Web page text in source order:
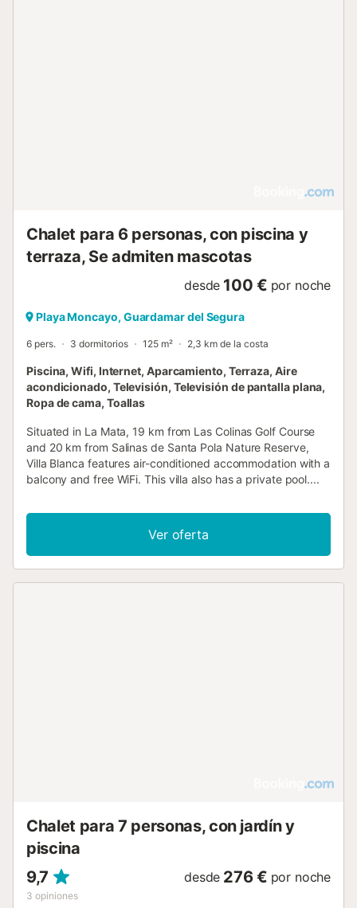
Chalet para 6 personas, con piscina y
terraza, Se admiten mascotas
desde 100 € por noche
Playa Moncayo, Guardamar del Segura
6 pers. 3 dormitorios 125 m² 2,3 km de la costa
Piscina, Wifi, Internet, Aparcamiento, Terraza, Aire
acondicionado, Televisión, Televisión de pantalla plana,
Ropa de cama, Toallas
Situated in La Mata, 19 km from Las Colinas Golf Course
and 20 km from Salinas de Santa Pola Nature Reserve,
Villa Blanca features air-conditioned accommodation with a
balcony and free WiFi. This villa also has a private pool....
Ver oferta
Chalet para 7 personas, con jardín y
piscina
9,7
3 opiniones
desde 276 € por noche